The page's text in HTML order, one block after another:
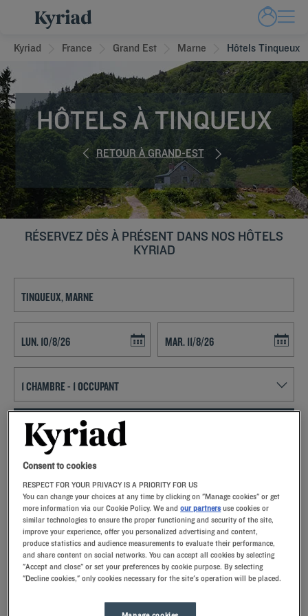
Kyriad France Grand Est Marne Hôtels Tinqueux
HÔTELS À TINQUEUX
RETOUR À GRAND-EST
RÉSERVEZ DÈS À PRÉSENT DANS NOS HÔTELS
KYRIAD
RECHERCHER
Ajouter un code
N’attendez plus, réservez dès à présent votre séjour dans notre hôtel
de Tinqueux afin de profiter d’une chambre au meilleur rapport qualité
prix. Dès votre arrivée, profitez de nos services en stationnant votre
véhicule dans notre parking. Dans votre chambre, vous découvrirez
une télévision à écran plat, une literie haut de gamme, une salle de
bain privative et des oreillers à mémoire de forme. Vous avez envie de
découvrir le patrimoine local ? Réservez votre excursion auprès de la
réception de notre établissement. Vous pourrez également explorer
Durant votre séjour, visitez Reims et rendez-vous devant sa
magnifique cathédrale, inscrite au patrimoine de l’UNESCO. Puis de
départ de votre visite, c’est un joyau de l’art gothi
Lire la suite
Consent to cookies
RESPECT FOR YOUR PRIVACY IS A PRIORITY FOR US
You can change your choices at any time by clicking on "Manage cookies" or get
more information via our Cookie Policy. We andour partners use cookies or
similar technologies to ensure the proper functioning and security of the site,
improve your experience, offer you personalized advertising and content,
produce statistics and audience measurements to evaluate their performance,
and share content on social networks. You can accept all cookies by selecting
"Accept and close" or set your preferences by cookie purpose. By selecting
"Decline cookies," only cookies necessary for the site's operation will be placed.